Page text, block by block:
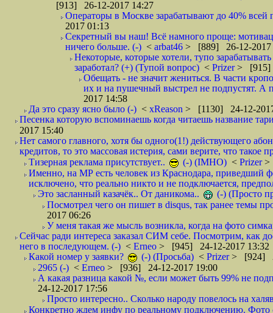
[913] 26-12-2017 14:27
Операторы в Москве зарабатывают до 40% всей
2017 01:13
Секретный вы наш! Всё намного проще:
ничего больше. (-) < arbat46 > [889] 26-12-2017
Некоторые, которые хотели, тупо
заработал? (+) (Тупой вопрос) < Prizer> [915]
Обещать - не значит жениться. В части
их и на пушечный выстрел не подпустят. А
2017 14:58
Да это сразу ясно было (-) < xReason > [1130] 24-12-
Песенка которую вспоминаешь когда читаешь название
2017 15:40
Нет самого главного, хотя бы одного(1!) действующего
кредитов, то это массовая истерия, сами верите, что такое
Тизерная реклама присутствует..
(-) (IMHO) < Prizer>
Именно, на МР есть человек из Краснодара, приведший
исключено, что реально никто и не подключается,
Это засланный казачёк.. От даникома..
(-) (Просто
Посмотрел чего он пишет в disqus, так ранее темы
2017 06:26
У меня такая же мысль возникла, когда на фото
Сейчас ради интереса заказал СИМ себе. Посмотрим, как
него в последующем. (-) < Erneo > [945] 24-12-2017 13:32
Какой номер у заявки?
(-) (Просьба) < Prizer> [924]
2965 (-) < Erneo > [936] 24-12-2017 19:00
А какая разница какой №, если может быть 99% не
24-12-2017 17:56
Просто интересно.. Сколько народу повелось на
Конкретно ждем инфу по реальному подключению. Фото